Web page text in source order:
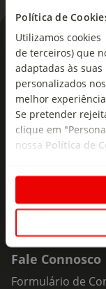
Política de
Utilizamos
de terceiros) que
adaptadas às
personalizados
melhor
Se pretender
clique em
nossa Política de
As
seu e-mail!
Subscreva e
ofertas e
Insira o seu e-
mail
Fale Connosco
Formulário de